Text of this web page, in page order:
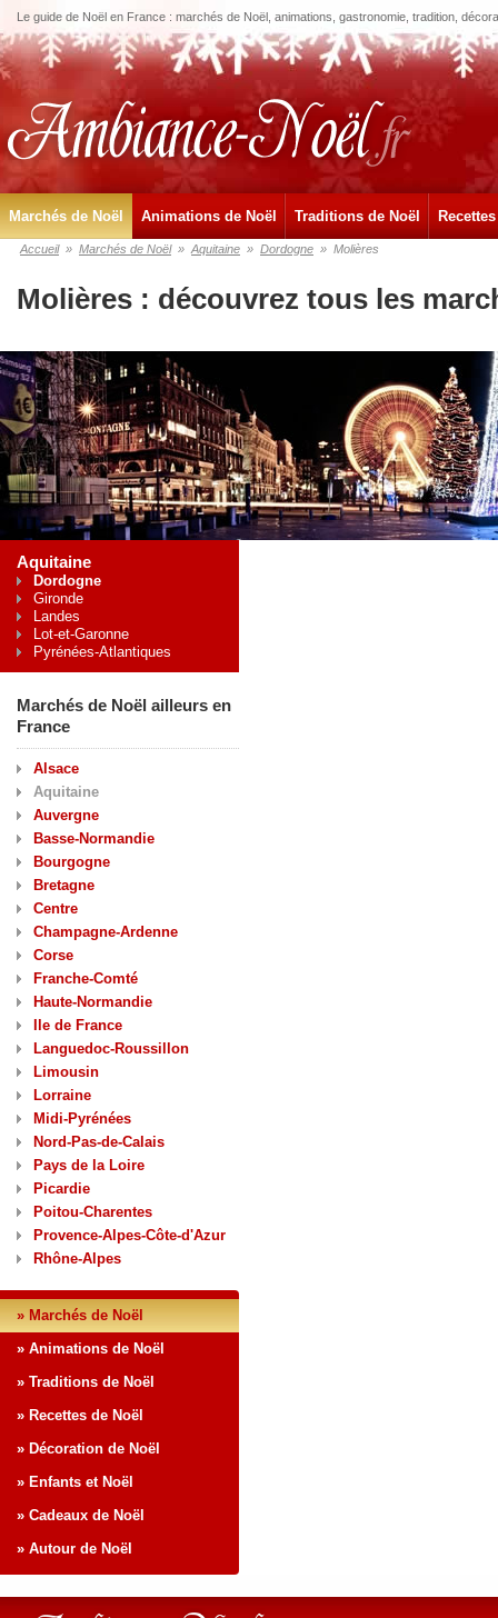
Le guide de Noël en France : marchés de Noël, animations, gastronomie, tradition,
Marchés de Noël Animations de Noël Traditions de Noël
Accueil » Marchés de Noël » Aquitaine » Dordogne » Molières
Molières : découvrez tous les
Aquitaine
Dordogne
Gironde
Landes
Lot-et-Garonne
Pyrénées-Atlantiques
Marchés de Noël ailleurs en
France
Alsace
Aquitaine
Auvergne
Basse-Normandie
Bourgogne
Bretagne
Centre
Champagne-Ardenne
Corse
Franche-Comté
Haute-Normandie
Ile de France
Languedoc-Roussillon
Limousin
Lorraine
Midi-Pyrénées
Nord-Pas-de-Calais
Pays de la Loire
Picardie
Poitou-Charentes
Provence-Alpes-Côte-d'Azur
Rhône-Alpes
» Marchés de Noël
» Animations de Noël
» Traditions de Noël
» Recettes de Noël
» Décoration de Noël
» Enfants et Noël
» Cadeaux de Noël
» Autour de Noël